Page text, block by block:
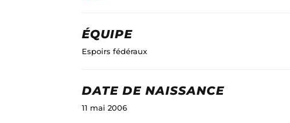
ÉQUIPE
Espoirs fédéraux
DATE DE NAISSANCE
11 mai 2006